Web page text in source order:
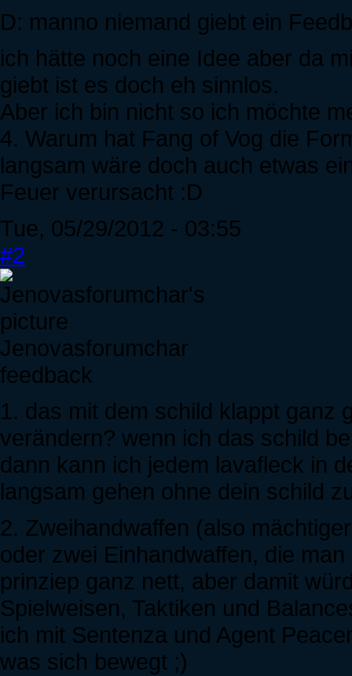
D: manno niemand giebt ein
ich hätte noch eine Idee aber da
giebt ist es doch eh sinnlos.
Aber ich bin nicht so ich möchte
4. Warum hat Fang of Vog die
langsam wäre doch auch etwas
Feuer verursacht :D
Tue, 05/29/2012 - 03:55
#2
Jenovasforumchar
feedback
1. das mit dem schild klappt ganz
verändern? wenn ich das schild
dann kann ich jedem lavafleck in
langsam gehen ohne dein schild
2. Zweihandwaffen (also
oder zwei Einhandwaffen, die
prinziep ganz nett, aber damit
Spielweisen, Taktiken und
ich mit Sentenza und Agent
was sich bewegt ;)